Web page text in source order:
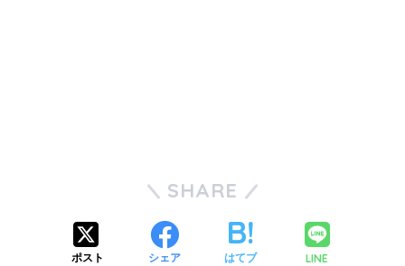
SHARE
ポスト シェア はてブ LINE